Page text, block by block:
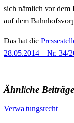
sich nämlich vor dem
auf dem
Das hat die
28.05.2014 – Nr. 34/
Ähnliche Beiträge
Verwaltungsrecht